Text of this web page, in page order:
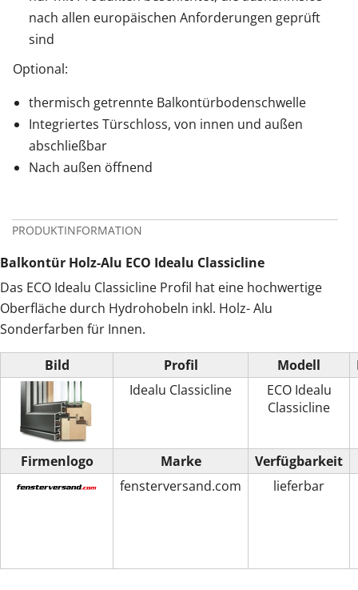
nach allen europäischen Anforderungen geprüft
sind
Optional:
thermisch getrennte Balkontürbodenschwelle
Integriertes Türschloss, von innen und außen
abschließbar
Nach außen öffnend
PRODUKTINFORMATION
Balkontür Holz-Alu ECO Idealu Classicline
Das ECO Idealu Classicline Profil hat eine hochwertige
Oberfläche durch Hydrohobeln inkl. Holz- Alu
Sonderfarben für Innen.
Bild
Profil
Idealu Classicline
Modell
ECO Idealu
Classicline
Firmenlogo
Marke
fensterversand.com
Verfügbarkeit
lieferbar